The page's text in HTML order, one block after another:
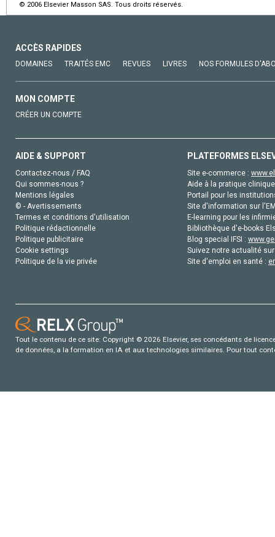
© 2006 Elsevier Masson SAS. Tous droits réservés.
ACCÈS RAPIDES
DOMAINES TRAITÉS EMC REVUES LIVRES NOS FORMULES
MON COMPTE
CRÉER UN COMPTE
AIDE & SUPPORT
Contactez-nous / FAQ
Qui sommes-nous ?
Mentions légales
© - Avertissements
Termes et conditions d'utilisation
Politique rédactionnelle
Politique publicitaire
Cookie settings
Politique de la vie privée
PLATEFORMES
Site e-commerce :
Aide à la pratique
Portail pour les
Site d'information sur
E-learning pour les
Bibliothèque d'e-books
Blog special IFSI :
Suivez notre actualité
Site d'emploi en santé :
Tout le contenu de ce site: Copyright © 2026 Elsevier, ses concédants de
de données, a la formation en IA et aux technologies similaires. Pour tout